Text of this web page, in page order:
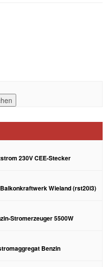
230V CEE-Stecker
Wieland (rst20i3)
Stromerzeuger 5500W
Benzin